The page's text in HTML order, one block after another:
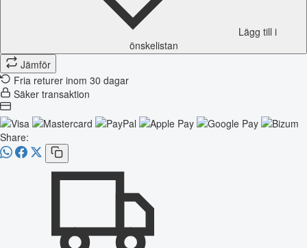
Lägg till i
önskelistan
Jämför
Fria returer inom 30 dagar
Säker transaktion
Share: